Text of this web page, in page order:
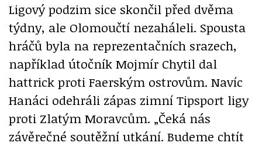
Ligový podzim sice skončil před dvěma
týdny, ale Olomoučtí nezaháleli. Spousta
hráčů byla na reprezentačních srazech,
například útočník Mojmír Chytil dal
hattrick proti Faerským ostrovům. Navíc
Hanáci odehráli zápas zimní Tipsport ligy
proti Zlatým Moravcům. „Čeká nás
závěrečné soutěžní utkání. Budeme chtít